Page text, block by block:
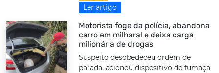
Ler artigo
Motorista foge da polícia, abandona
carro em milharal e deixa carga
milionária de drogas
Suspeito desobedeceu ordem de
parada, acionou dispositivo de fumaça